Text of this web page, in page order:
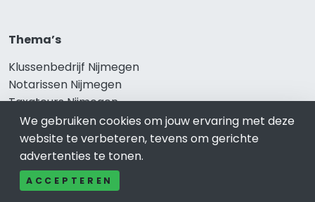
Thema’s
Klussenbedrijf Nijmegen
Notarissen Nijmegen
Taxateurs Nijmegen
Schoonmaakbedrijf Nijmegen
Makelaars Nijmegen
We gebruiken cookies om jouw ervaring met deze
website te verbeteren, tevens om gerichte
advertenties te tonen.
ACCEPTEREN